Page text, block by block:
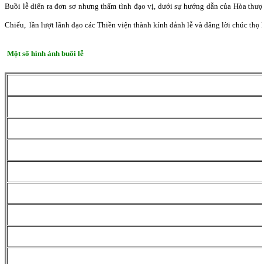
Buồi lễ diển ra đơn sơ nhưng thấm tình đạo vị, dưới sự hướng dẫn của Hòa
Chiếu, lần lượt lãnh đạo các Thiền viện thành kính đảnh lễ và dâng lời chúc thọ
Một số hình ảnh buổi lễ